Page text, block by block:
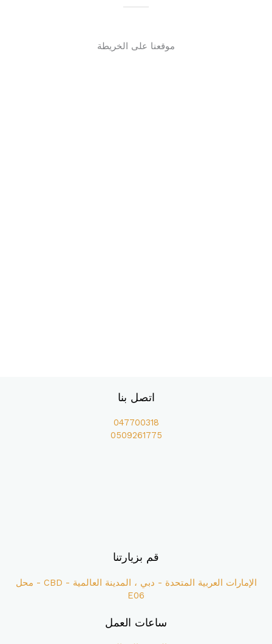
موقعنا على الخريطة
اتصل بنا
047700318
0509261775
قم بزيارتنا
الإمارات العربية المتحدة - دبي ، المدينة العالمية - CBD - محل
E06
ساعات العمل